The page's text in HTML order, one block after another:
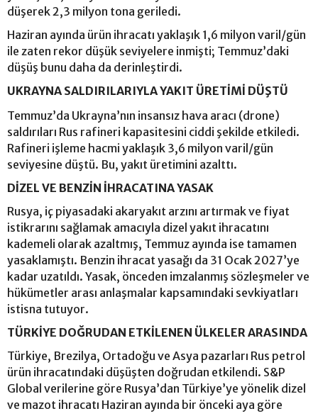
düşerek 2,3 milyon tona geriledi.
Haziran ayında ürün ihracatı yaklaşık 1,6 milyon varil/gün
ile zaten rekor düşük seviyelere inmişti; Temmuz’daki
düşüş bunu daha da derinleştirdi.
UKRAYNA SALDIRILARIYLA YAKIT ÜRETİMİ DÜŞTÜ
Temmuz’da Ukrayna’nın insansız hava aracı (drone)
saldırıları Rus rafineri kapasitesini ciddi şekilde etkiledi.
Rafineri işleme hacmi yaklaşık 3,6 milyon varil/gün
seviyesine düştü. Bu, yakıt üretimini azalttı.
DİZEL VE BENZİN İHRACATINA YASAK
Rusya, iç piyasadaki akaryakıt arzını artırmak ve fiyat
istikrarını sağlamak amacıyla dizel yakıt ihracatını
kademeli olarak azaltmış, Temmuz ayında ise tamamen
yasaklamıştı. Benzin ihracat yasağı da 31 Ocak 2027’ye
kadar uzatıldı. Yasak, önceden imzalanmış sözleşmeler ve
hükümetler arası anlaşmalar kapsamındaki sevkiyatları
istisna tutuyor.
TÜRKİYE DOĞRUDAN ETKİLENEN ÜLKELER ARASINDA
Türkiye, Brezilya, Ortadoğu ve Asya pazarları Rus petrol
ürün ihracatındaki düşüşten doğrudan etkilendi. S&P
Global verilerine göre Rusya’dan Türkiye’ye yönelik dizel
ve mazot ihracatı Haziran ayında bir önceki aya göre